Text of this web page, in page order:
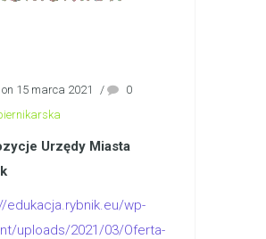
15 marca 2021 /
0
Urzędy Miasta
edukacja.rybnik.eu/wp-
uploads/2021/03/Oferta-